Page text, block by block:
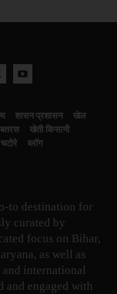
शासन प्रशासन
खेल
बतरस
खेती किसानी
चटोरे ब्लॉग
to destination for
curated by
focus on Bihar,
as well as
international
and engaged with